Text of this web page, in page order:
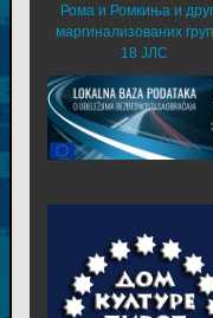
Рома и Ромкиња и
маргинализованих
18 ЈЛС